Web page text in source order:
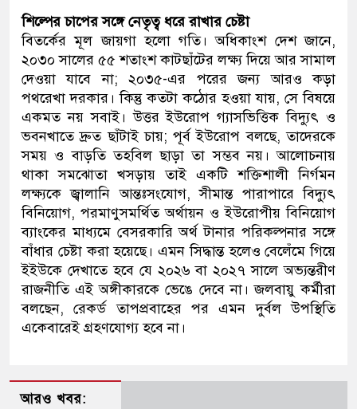
শিল্পের চাপের সঙ্গে নেতৃত্ব ধরে রাখার চেষ্টা
বিতর্কের মূল জায়গা হলো গতি। অধিকাংশ দেশ জানে,
২০৩০ সালের ৫৫ শতাংশ কাটছাঁটের লক্ষ্য দিয়ে আর সামাল
দেওয়া যাবে না; ২০৩৫-এর পরের জন্য আরও কড়া
পথরেখা দরকার। কিন্তু কতটা কঠোর হওয়া যায়, সে বিষয়ে
একমত নয় সবাই। উত্তর ইউরোপ গ্যাসভিত্তিক বিদ্যুৎ ও
ভবনখাতে দ্রুত ছাঁটাই চায়; পূর্ব ইউরোপ বলছে, তাদেরকে
সময় ও বাড়তি তহবিল ছাড়া তা সম্ভব নয়। আলোচনায়
থাকা সমঝোতা খসড়ায় তাই একটি শক্তিশালী নির্গমন
লক্ষ্যকে জ্বালানি আন্তঃসংযোগ, সীমান্ত পারাপারে বিদ্যুৎ
বিনিয়োগ, পরমাণুসমর্থিত অর্থায়ন ও ইউরোপীয় বিনিয়োগ
ব্যাংকের মাধ্যমে বেসরকারি অর্থ টানার পরিকল্পনার সঙ্গে
বাঁধার চেষ্টা করা হয়েছে। এমন সিদ্ধান্ত হলেও বেলেঁমে গিয়ে
ইইউকে দেখাতে হবে যে ২০২৬ বা ২০২৭ সালে অভ্যন্তরীণ
রাজনীতি এই অঙ্গীকারকে ভেঙে দেবে না। জলবায়ু কর্মীরা
বলছেন, রেকর্ড তাপপ্রবাহের পর এমন দুর্বল উপস্থিতি
একেবারেই গ্রহণযোগ্য হবে না।
আরও খবর: